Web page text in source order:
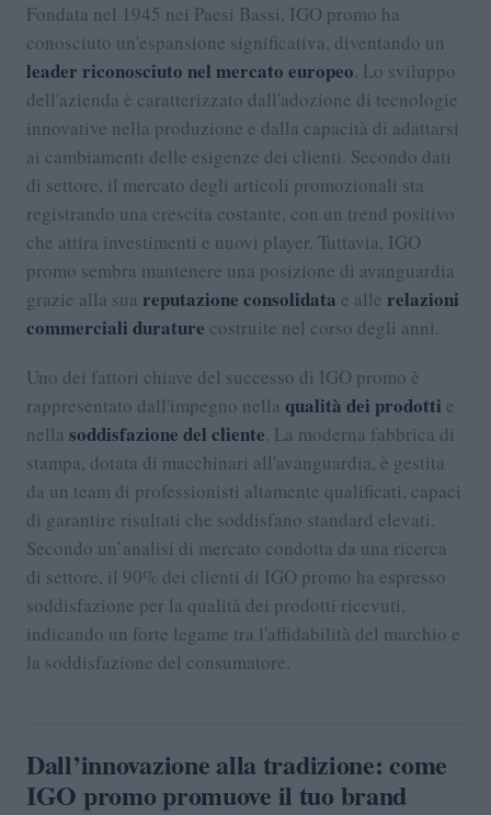
Fondata nel 1945 nei Paesi Bassi, IGO promo ha
conosciuto un'espansione significativa, diventando un
leader riconosciuto nel mercato europeo. Lo sviluppo
dell'azienda è caratterizzato dall'adozione di tecnologie
innovative nella produzione e dalla capacità di adattarsi
ai cambiamenti delle esigenze dei clienti. Secondo dati
di settore, il mercato degli articoli promozionali sta
registrando una crescita costante, con un trend positivo
che attira investimenti e nuovi player. Tuttavia, IGO
promo sembra mantenere una posizione di avanguardia
grazie alla sua reputazione consolidata e alle relazioni
commerciali durature costruite nel corso degli anni.
Uno dei fattori chiave del successo di IGO promo è
rappresentato dall'impegno nella qualità dei prodotti e
nella soddisfazione del cliente. La moderna fabbrica di
stampa, dotata di macchinari all'avanguardia, è gestita
da un team di professionisti altamente qualificati, capaci
di garantire risultati che soddisfano standard elevati.
Secondo un’analisi di mercato condotta da una ricerca
di settore, il 90% dei clienti di IGO promo ha espresso
soddisfazione per la qualità dei prodotti ricevuti,
indicando un forte legame tra l'affidabilità del marchio e
la soddisfazione del consumatore.
Dall’innovazione alla tradizione: come
IGO promo promuove il tuo brand